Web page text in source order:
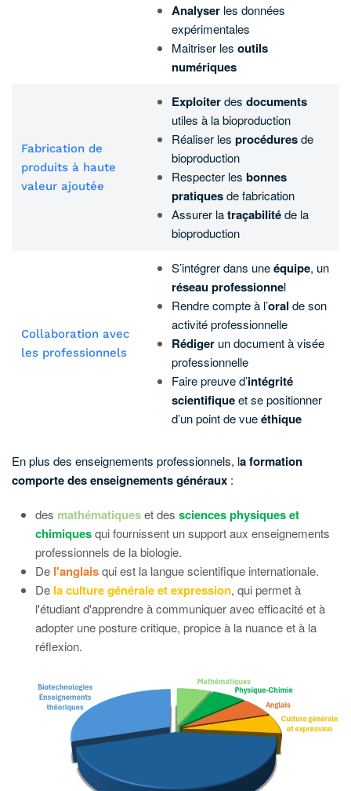
Analyser les données
expérimentales
Maitriser les outils
numériques
Fabrication de
produits à haute
valeur ajoutée
Exploiterdes documents
utiles à la bioproduction
Réaliser les procéduresde
bioproduction
Respecter les bonnes
pratiquesde fabrication
Assurer latraçabilitéde la
bioproduction
Collaboration avec
les professionnels
S’intégrer dans uneéquipe, un
réseau professionnel
Rendre compte à l’oral de son
activité professionnelle
Rédiger un document à visée
professionnelle
Faire preuve d’intégrité
scientifiqueet se positionner
d’un point de vueéthique
En plus des enseignements professionnels, la formation
comporte des enseignements généraux :
des mathématiqueset des sciences physiques et
chimiquesqui fournissent un support aux enseignements
professionnels de la biologie.
De l'anglaisqui est la langue scientifique internationale.
De la culture générale et expression, qui permet à
l'étudiant d'apprendre à communiquer avec efficacité et à
adopter une posture critique, propice à la nuance et à la
réflexion.